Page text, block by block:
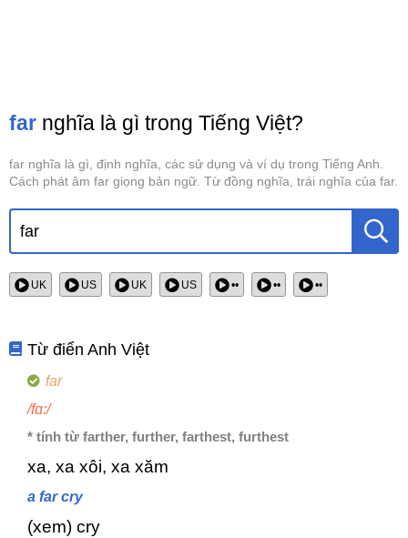
far nghĩa là gì trong Tiếng Việt?
far nghĩa là gì, định nghĩa, các sử dụng và ví dụ trong Tiếng Anh.
Cách phát âm far giọng bản ngữ. Từ đồng nghĩa, trái nghĩa của far.
UK US UK US •• •• ••
Từ điển Anh Việt
far
/fɑ:/
* tính từ farther, further, farthest, furthest
xa, xa xôi, xa xăm
a far cry
(xem) cry